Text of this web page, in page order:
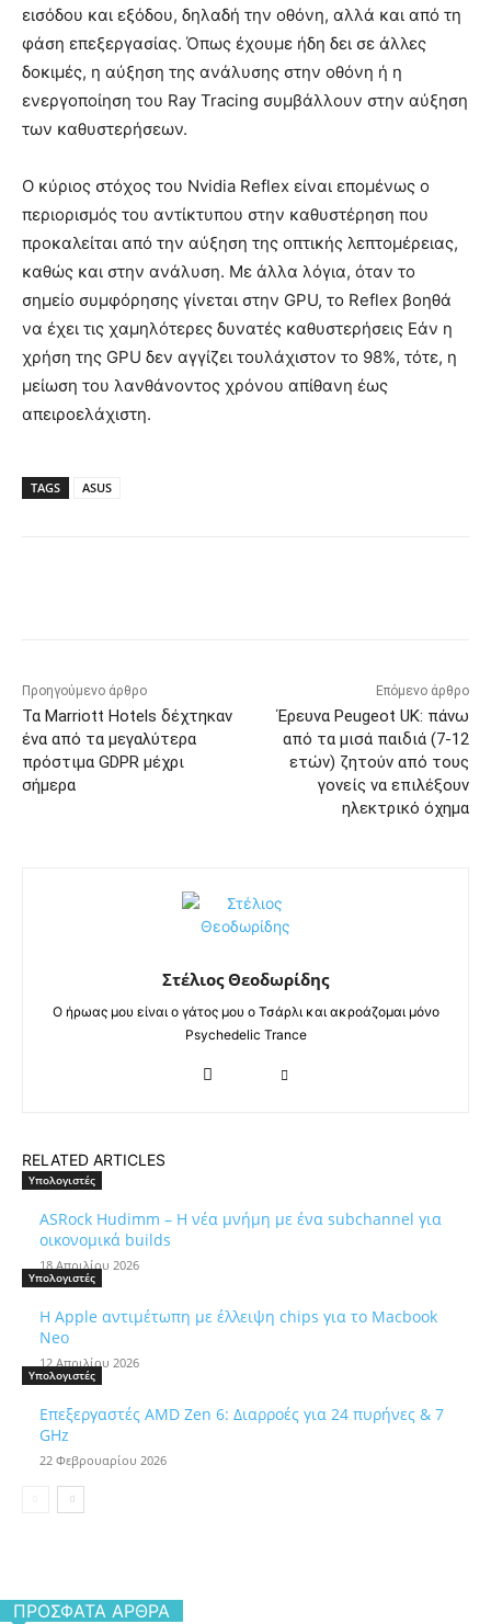
εισόδου και εξόδου, δηλαδή την οθόνη, αλλά και από τη
φάση επεξεργασίας. Όπως έχουμε ήδη δει σε άλλες
δοκιμές, η αύξηση της ανάλυσης στην οθόνη ή η
ενεργοποίηση του Ray Tracing συμβάλλουν στην αύξηση
των καθυστερήσεων.
Ο κύριος στόχος του Nvidia Reflex είναι επομένως ο
περιορισμός του αντίκτυπου στην καθυστέρηση που
προκαλείται από την αύξηση της οπτικής λεπτομέρειας,
καθώς και στην ανάλυση. Με άλλα λόγια, όταν το
σημείο συμφόρησης γίνεται στην GPU, το Reflex βοηθά
να έχει τις χαμηλότερες δυνατές καθυστερήσεις Εάν η
χρήση της GPU δεν αγγίζει τουλάχιστον το 98%, τότε, η
μείωση του λανθάνοντος χρόνου απίθανη έως
απειροελάχιστη.
TAGS ASUS
Προηγούμενο άρθρο
Τα Marriott Hotels δέχτηκαν
ένα από τα μεγαλύτερα
πρόστιμα GDPR μέχρι
σήμερα
Επόμενο άρθρο
Έρευνα Peugeot UK: πάνω
από τα μισά παιδιά (7-12
ετών) ζητούν από τους
γονείς να επιλέξουν
ηλεκτρικό όχημα
Στέλιος Θεοδωρίδης
Ο ήρωας μου είναι ο γάτος μου ο Τσάρλι και ακροάζομαι μόνο
Psychedelic Trance
RELATED ARTICLES
Υπολογιστές
ASRock Hudimm – Η νέα μνήμη με ένα subchannel για
οικονομικά builds
18 Απριλίου 2026
Υπολογιστές
Η Apple αντιμέτωπη με έλλειψη chips για το Macbook
Neo
12 Απριλίου 2026
Υπολογιστές
Επεξεργαστές AMD Zen 6: Διαρροές για 24 πυρήνες & 7
GHz
22 Φεβρουαρίου 2026
ΠΡΌΣΦΑΤΑ ΆΡΘΡΑ